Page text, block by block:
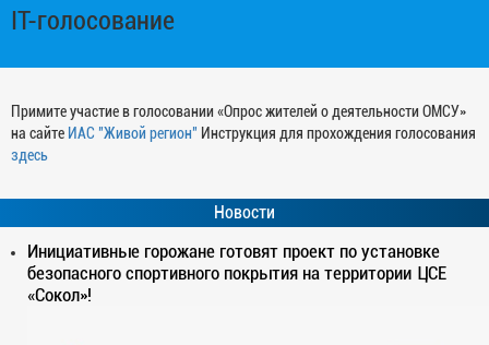
IT-голосование
Примите участие в голосовании «Опрос жителей о деятельности ОМСУ»
на сайте ИАС "Живой регион" Инструкция для прохождения голосования
здесь
Новости
Инициативные горожане готовят проект по установке
безопасного спортивного покрытия на территории ЦСЕ
«Сокол»!